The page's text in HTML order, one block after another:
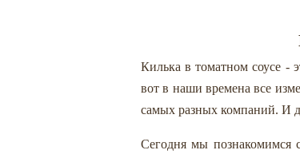
Килька в томатном соусе -
вот в наши времена все
самых разных компаний. И
Сегодня мы познакомимся